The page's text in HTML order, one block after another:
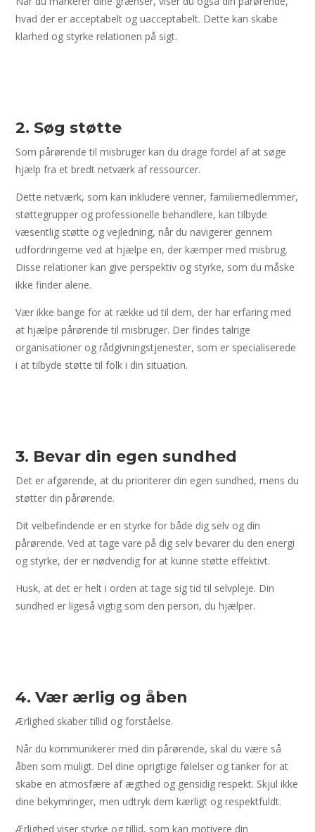
hvad der er acceptabelt og uacceptabelt. Dette kan skabe
klarhed og styrke relationen på sigt.
2. Søg støtte
Som pårørende til misbruger kan du drage fordel af at søge
hjælp fra et bredt netværk af ressourcer.
Dette netværk, som kan inkludere venner, familiemedlemmer,
støttegrupper og professionelle behandlere, kan tilbyde
væsentlig støtte og vejledning, når du navigerer gennem
udfordringerne ved at hjælpe en, der kæmper med misbrug.
Disse relationer kan give perspektiv og styrke, som du måske
ikke finder alene.
Vær ikke bange for at række ud til dem, der har erfaring med
at hjælpe pårørende til misbruger. Der findes talrige
organisationer og rådgivningstjenester, som er specialiserede
i at tilbyde støtte til folk i din situation.
3. Bevar din egen sundhed
Det er afgørende, at du prioriterer din egen sundhed, mens du
støtter din pårørende.
Dit velbefindende er en styrke for både dig selv og din
pårørende. Ved at tage vare på dig selv bevarer du den energi
og styrke, der er nødvendig for at kunne støtte effektivt.
Husk, at det er helt i orden at tage sig tid til selvpleje. Din
sundhed er ligeså vigtig som den person, du hjælper.
4. Vær ærlig og åben
Ærlighed skaber tillid og forståelse.
Når du kommunikerer med din pårørende, skal du være så
åben som muligt. Del dine oprigtige følelser og tanker for at
skabe en atmosfære af ægthed og gensidig respekt. Skjul ikke
dine bekymringer, men udtryk dem kærligt og respektfuldt.
Ærlighed viser styrke og tillid, som kan motivere din